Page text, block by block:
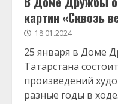
картин «Сквозь
18.01.2024
25 января в Доме
Татарстана
произведений
разные годы в